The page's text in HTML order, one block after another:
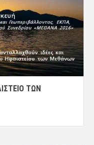
ΤΩΝ